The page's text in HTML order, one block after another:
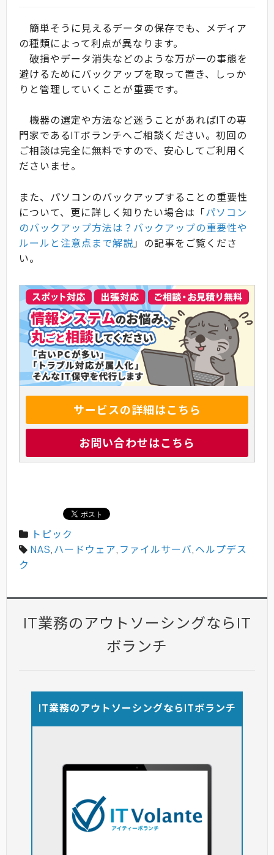
簡単そうに見えるデータの保存でも、メディア
の種類によって利点が異なります。
破損やデータ消失などのような万が一の事態を
避けるためにバックアップを取って置き、しっか
りと管理していくことが重要です。
機器の選定や方法など迷うことがあればITの専
門家であるITボランチへご相談ください。初回の
ご相談は完全に無料ですので、安心してご利用く
ださいませ。
また、パソコンのバックアップすることの重要性
について、更に詳しく知りたい場合は「パソコン
のバックアップ方法は？バックアップの重要性や
ルールと注意点まで解説」の記事をご覧くださ
い。
サービスの詳細はこちら
お問い合わせはこちら
トピック
NAS,ハードウェア, ファイルサーバ,ヘルプデス
ク
IT業務のアウトソーシングならIT
ボランチ
IT業務のアウトソーシングならITボランチ